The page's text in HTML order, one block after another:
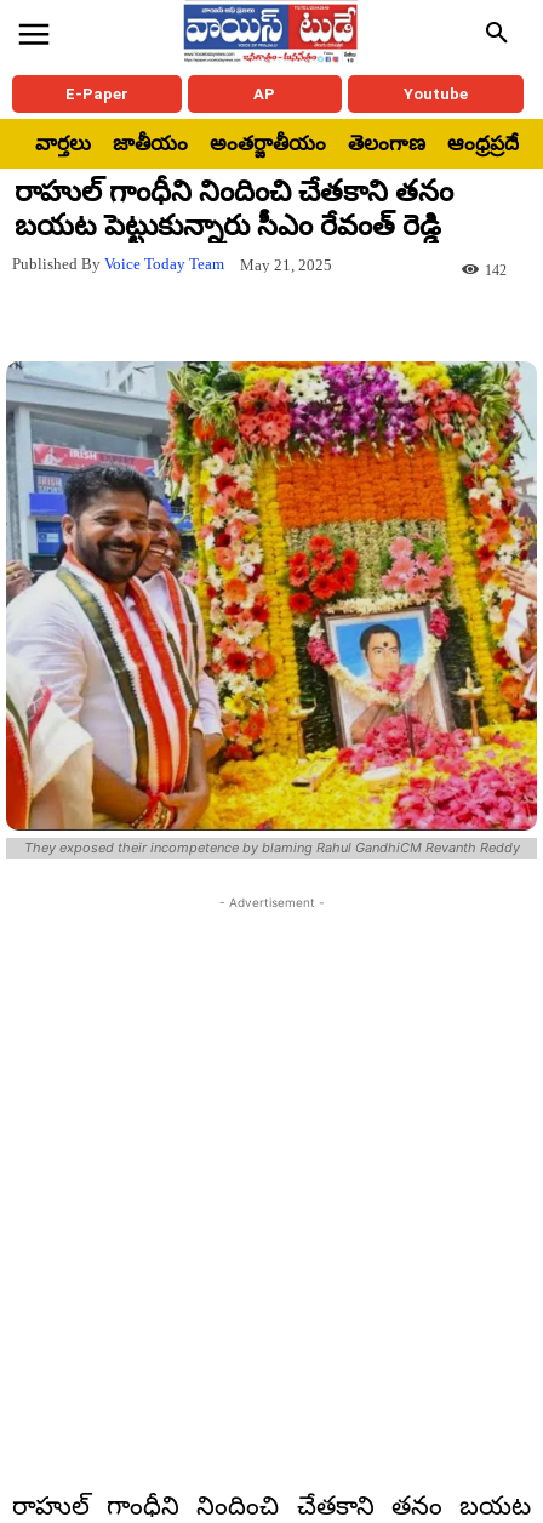
E-Paper AP Youtube
వార్తలు జాతీయం అంతర్జాతీయం తెలంగాణ ఆంధ్రప్రదేశ్
రాహుల్ గాంధీని నిందించి చేతకాని తనం
బయట పెట్టుకున్నారు సీఎం రేవంత్ రెడ్డి
Published By Voice Today Team May 21, 2025 142
They exposed their incompetence by blaming Rahul GandhiCM Revanth Reddy
- Advertisement -
రాహుల్ గాంధీని నిందించి చేతకాని తనం బయట